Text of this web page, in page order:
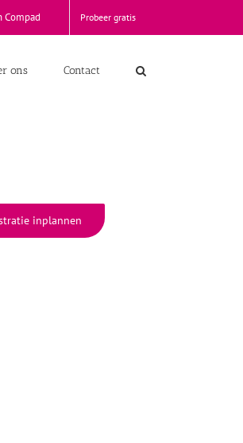
Compad Probeer gratis
ons Contact
inplannen